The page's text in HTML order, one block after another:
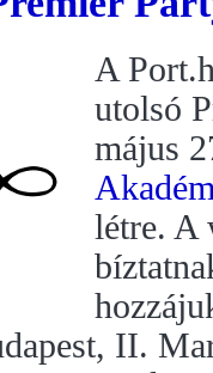
A
utolsó
május
létre. A
II.